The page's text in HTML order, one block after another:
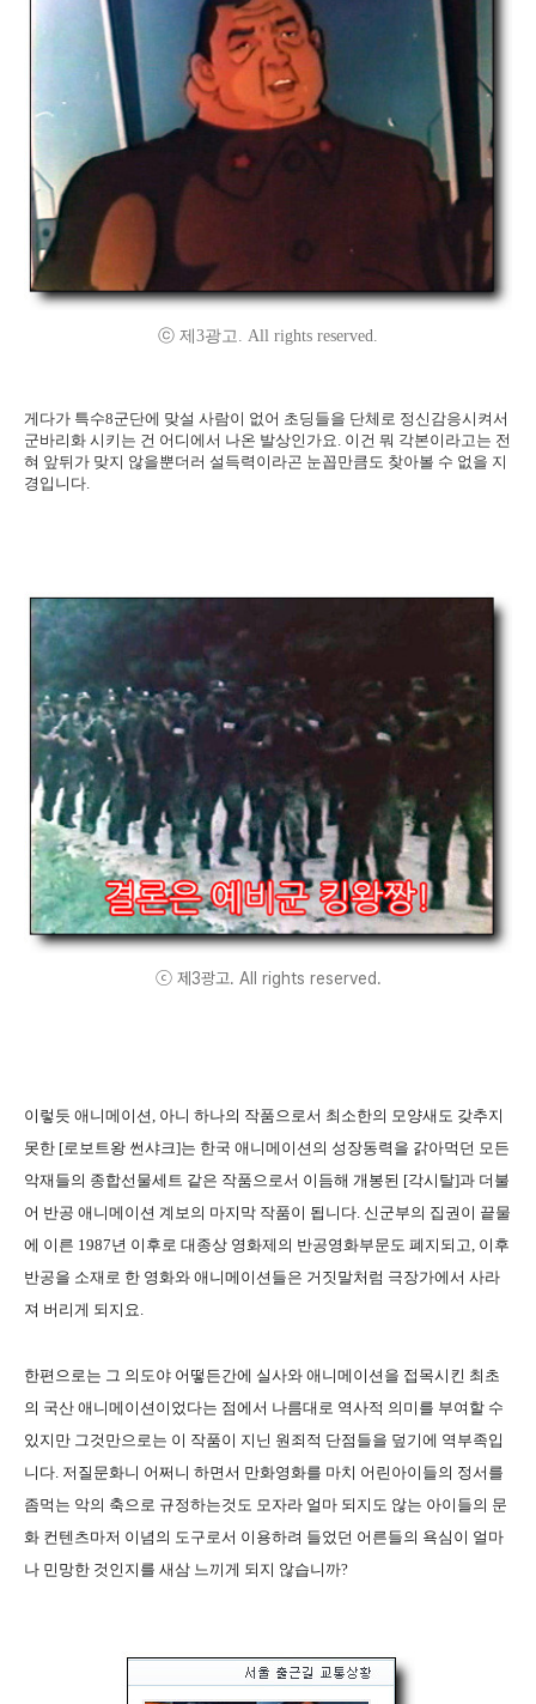
ⓒ 제3광고. All rights reserved.
게다가 특수8군단에 맞설 사람이 없어 초딩들을 단체로 정신감응시켜서
군바리화 시키는 건 어디에서 나온 발상인가요. 이건 뭐 각본이라고는 전
혀 앞뒤가 맞지 않을뿐더러 설득력이라곤 눈꼽만큼도 찾아볼 수 없을 지
경입니다.
ⓒ 제3광고. All rights reserved.
이렇듯 애니메이션, 아니 하나의 작품으로서 최소한의 모양새도 갖추지
못한 [로보트왕 썬샤크]는 한국 애니메이션의 성장동력을 갉아먹던 모든
악재들의 종합선물세트 같은 작품으로서 이듬해 개봉된 [각시탈]과 더불
어 반공 애니메이션 계보의 마지막 작품이 됩니다. 신군부의 집권이 끝물
에 이른 1987년 이후로 대종상 영화제의 반공영화부문도 폐지되고, 이후
반공을 소재로 한 영화와 애니메이션들은 거짓말처럼 극장가에서 사라
져 버리게 되지요.
한편으로는 그 의도야 어떻든간에 실사와 애니메이션을 접목시킨 최초
의 국산 애니메이션이었다는 점에서 나름대로 역사적 의미를 부여할 수
있지만 그것만으로는 이 작품이 지닌 원죄적 단점들을 덮기에 역부족입
니다. 저질문화니 어쩌니 하면서 만화영화를 마치 어린아이들의 정서를
좀먹는 악의 축으로 규정하는것도 모자라 얼마 되지도 않는 아이들의 문
화 컨텐츠마저 이념의 도구로서 이용하려 들었던 어른들의 욕심이 얼마
나 민망한 것인지를 새삼 느끼게 되지 않습니까?